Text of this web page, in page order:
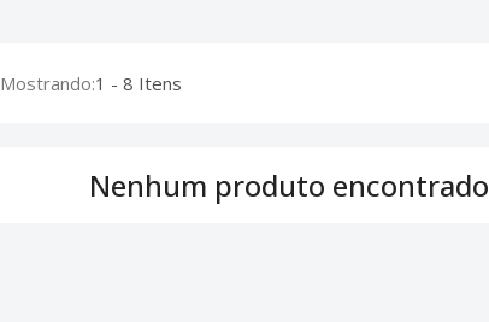
Mostrando:1 - 8 Itens
Nenhum produto encontrado